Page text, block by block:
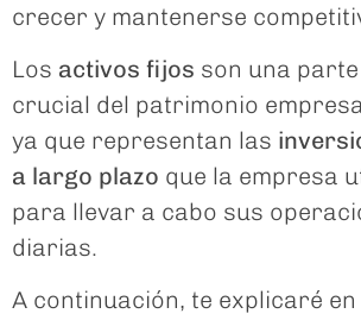
crecer y mantenerse
Los activos fijos son una parte
crucial del patrimonio
ya que representan las
a largo plazo que la empresa
para llevar a cabo sus
diarias.
A continuación, te explicaré en